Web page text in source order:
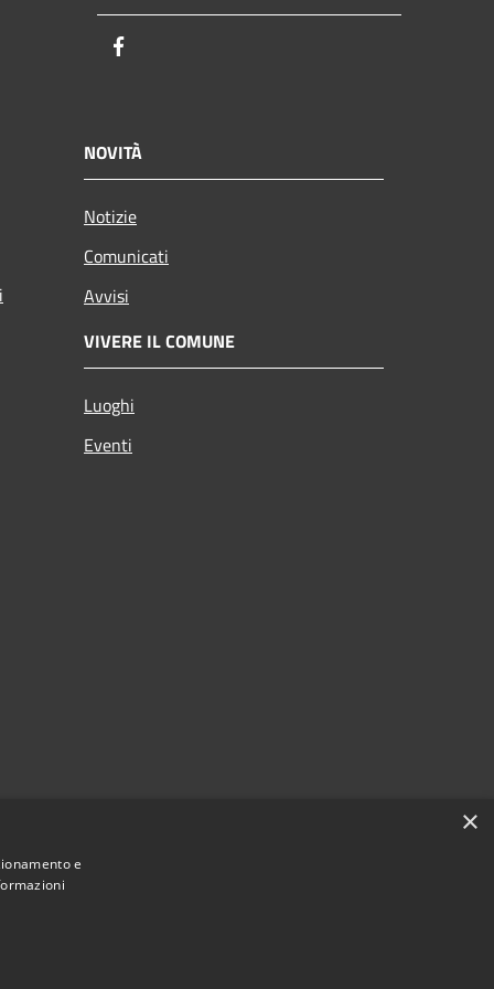
NOVITÀ
Notizie
Comunicati
Avvisi
VIVERE IL COMUNE
Luoghi
Eventi
×
e